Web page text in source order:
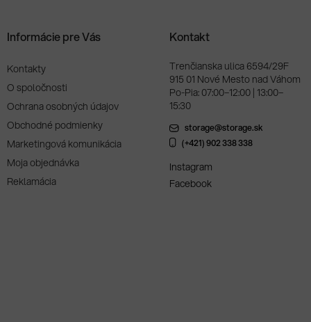
Informácie pre Vás
Kontakty
O spoločnosti
Ochrana osobných údajov
Obchodné podmienky
Marketingová komunikácia
Moja objednávka
Reklamácia
Kontakt
Trenčianska ulica 6594/29F
915 01 Nové Mesto nad Váhom
Po-Pia: 07:00–12:00 | 13:00–
15:30
storage@storage.sk
(+421) 902 338 338
Instagram
Facebook